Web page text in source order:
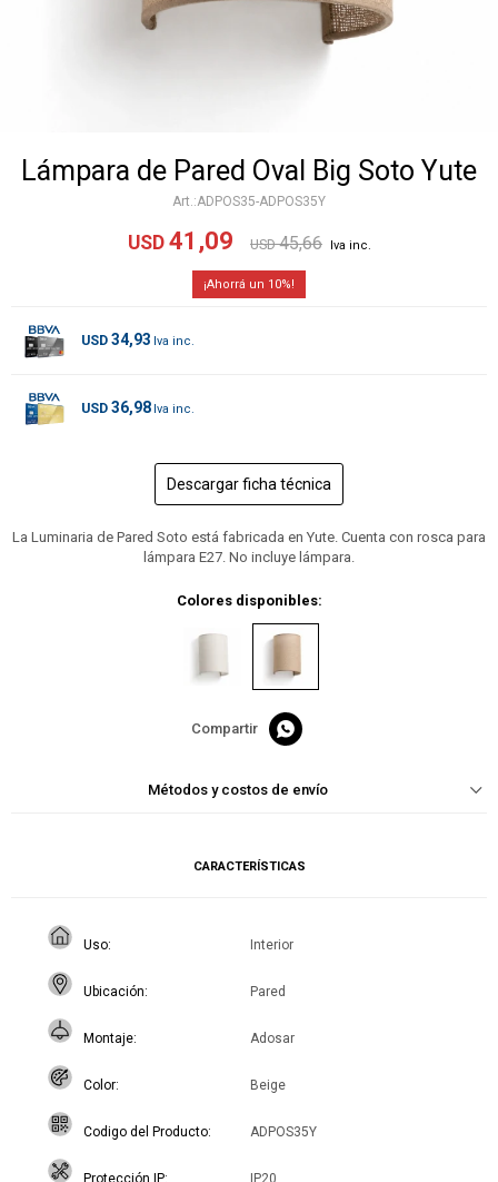
Lámpara de Pared Oval Big Soto Yute
ADPOS35-ADPOS35Y
USD 41,09 USD 45,66
10
USD 34,93
USD 36,98
Descargar ficha técnica
La Luminaria de Pared Soto está fabricada en Yute. Cuenta con rosca para
lámpara E27. No incluye lámpara.
Colores disponibles:

Métodos y costos de envío
CARACTERÍSTICAS
Uso Interior
Ubicación Pared
Montaje Adosar
Color Beige
Codigo del Producto ADPOS35Y